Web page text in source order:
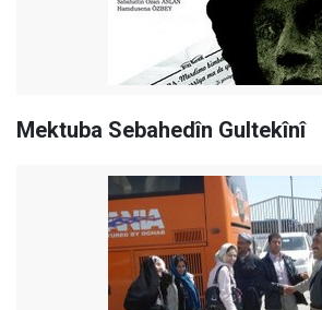
Mektuba Sebahedîn Gultekînî